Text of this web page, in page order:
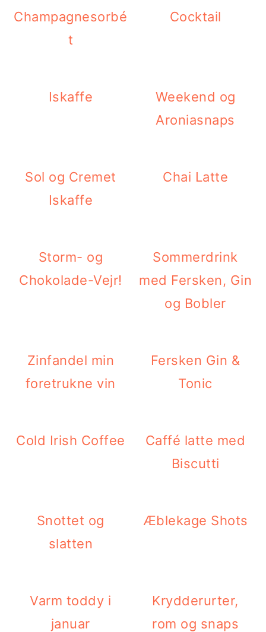
Champagnesorbé
t
Cocktail
Iskaffe
Weekend og
Aroniasnaps
Sol og Cremet
Iskaffe
Chai Latte
Storm- og
Chokolade-Vejr!
Sommerdrink
med Fersken, Gin
og Bobler
Zinfandel min
foretrukne vin
Fersken Gin &
Tonic
Cold Irish Coffee
Caffé latte med
Biscutti
Snottet og
slatten
Æblekage Shots
Varm toddy i
januar
Krydderurter,
rom og snaps